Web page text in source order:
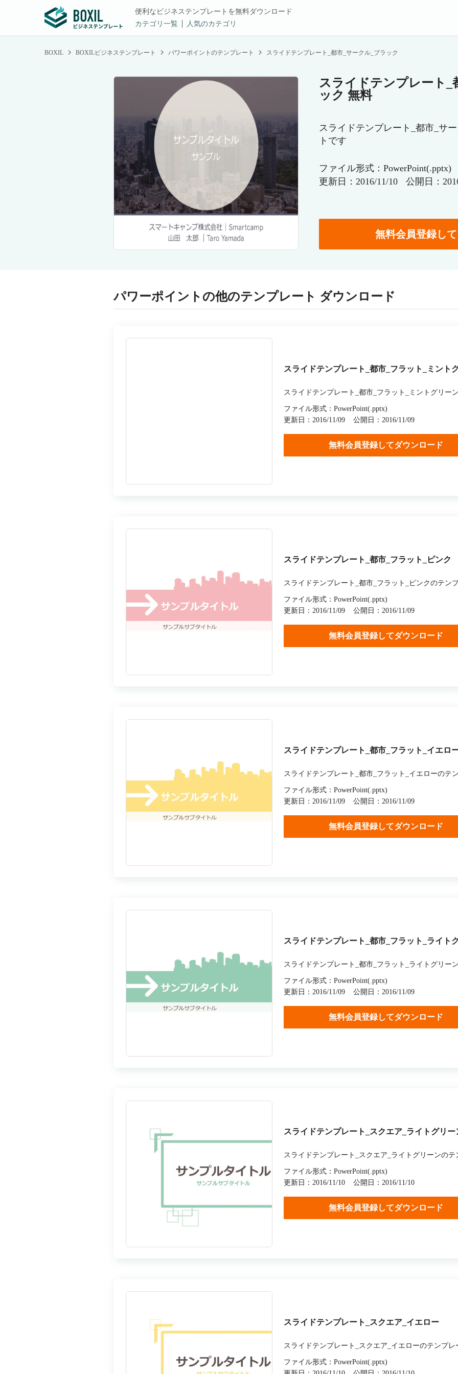
便利なビジネステンプレートを無料ダウンロード
カテゴリ一覧
人気のカテゴリ
BOXIL BOXILビジネステンプレート パワーポイントのテンプレート スライドテンプレート_都市_サークル_ブラック
スライドテンプレート_
ック 無料
スライドテンプレート_都市_サ
トです
ファイル形式：PowerPoint(.pptx)
更新日：2016/11/10
公開日：
無料会員登録し
パワーポイントの他のテンプレート ダウンロード
スライドテンプレート_都市_フラット_ミント
スライドテンプレート_都市_フラット_ミントグリー
ファイル形式：PowerPoint(.pptx)
更新日：2016/11/09
公開日：2016/11/09
無料会員登録してダウンロード
スライドテンプレート_都市_フラット_ピンク
スライドテンプレート_都市_フラット_ピンクのテン
ファイル形式：PowerPoint(.pptx)
更新日：2016/11/09
公開日：2016/11/09
無料会員登録してダウンロード
スライドテンプレート_都市_フラット_イエロ
スライドテンプレート_都市_フラット_イエローのテ
ファイル形式：PowerPoint(.pptx)
更新日：2016/11/09
公開日：2016/11/09
無料会員登録してダウンロード
スライドテンプレート_都市_フラット_ライト
スライドテンプレート_都市_フラット_ライトグリー
ファイル形式：PowerPoint(.pptx)
更新日：2016/11/09
公開日：2016/11/09
無料会員登録してダウンロード
スライドテンプレート_スクエア_ライトグリー
スライドテンプレート_スクエア_ライトグリーンのテ
ファイル形式：PowerPoint(.pptx)
更新日：2016/11/10
公開日：2016/11/10
無料会員登録してダウンロード
スライドテンプレート_スクエア_イエロー
スライドテンプレート_スクエア_イエローのテンプレ
ファイル形式：PowerPoint(.pptx)